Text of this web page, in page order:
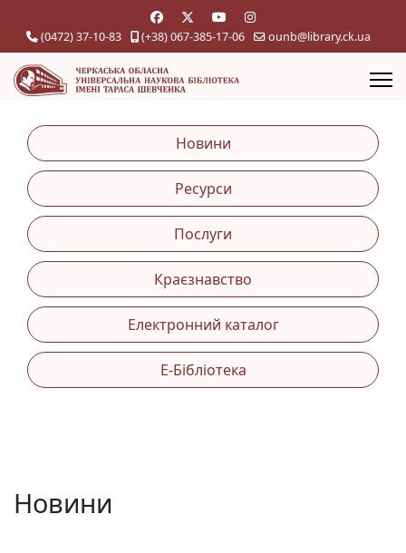
(0472) 37-10-83 (+38) 067-385-17-06 ounb@library.ck.ua
Новини
Ресурси
Послуги
Краєзнавство
Електронний каталог
Е-Бібліотека
Новини